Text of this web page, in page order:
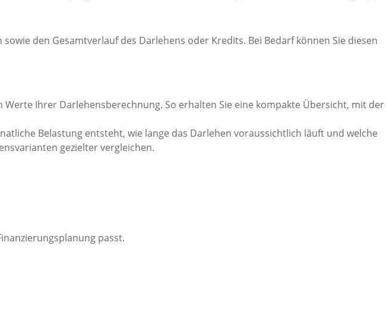
den Gesamtverlauf des Darlehens oder Kredits. Bei Bedarf können Sie diesen
Ihrer Darlehensberechnung. So erhalten Sie eine kompakte Übersicht, mit der
Belastung entsteht, wie lange das Darlehen voraussichtlich läuft und welche
gezielter vergleichen.
passt.